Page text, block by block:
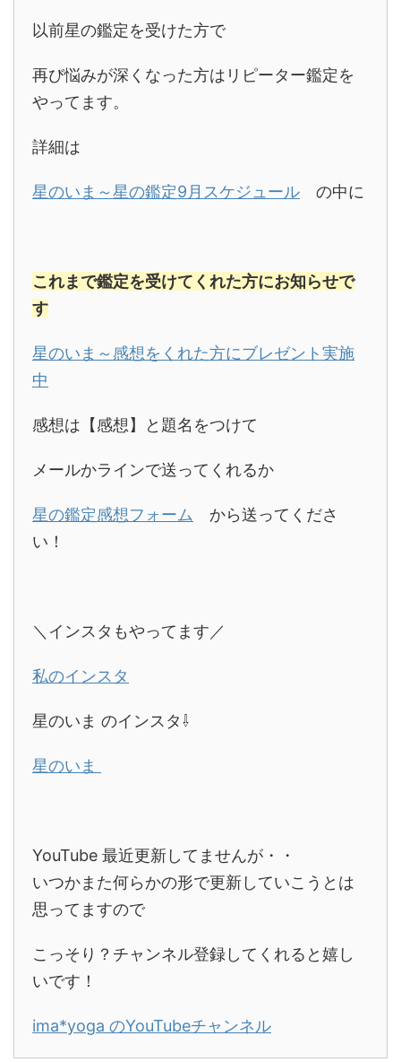
以前星の鑑定を受けた方で
再び悩みが深くなった方はリピーター鑑定を
やってます。
詳細は
星のいま～星の鑑定9月スケジュール の中に
これまで鑑定を受けてくれた方にお知らせで
す
星のいま～感想をくれた方にブレゼント実施
中
感想は【感想】と題名をつけて
メールかラインで送ってくれるか
星の鑑定感想フォーム から送ってくださ
い！
＼インスタもやってます／
私のインスタ
星のいま のインスタ⇩
星のいま
YouTube 最近更新してませんが・・
いつかまた何らかの形で更新していこうとは
思ってますので
こっそり？チャンネル登録してくれると嬉し
いです！
ima*yoga のYouTubeチャンネル